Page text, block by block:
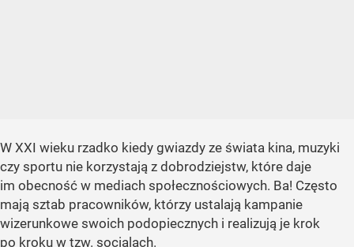
W XXI wieku rzadko kiedy gwiazdy ze świata kina, muzyki
czy sportu nie korzystają z dobrodziejstw, które daje
im obecność w mediach społecznościowych. Ba! Często
mają sztab pracowników, którzy ustalają kampanie
wizerunkowe swoich podopiecznych i realizują je krok
po kroku w tzw. socialach.